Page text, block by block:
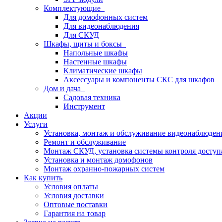
Комплектующие
Для домофонных систем
Для видеонаблюдения
Для СКУД
Шкафы, щиты и боксы
Напольные шкафы
Настенные шкафы
Климатические шкафы
Аксессуары и компоненты СКС для шкафов
Дом и дача
Садовая техника
Инструмент
Акции
Услуги
Установка, монтаж и обслуживание
Ремонт и обслуживание
Монтаж СКУД, установка системы контроля
Установка и монтаж домофонов
Монтаж охранно-пожарных систем
Как купить
Условия оплаты
Условия доставки
Оптовые поставки
Гарантия на товар